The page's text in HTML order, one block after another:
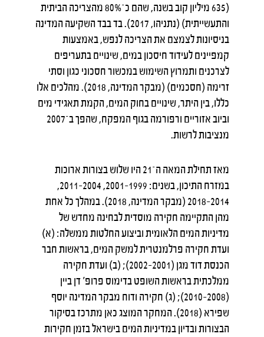
(635 מיליון קוב בשנה, שהם כ־80% מהצריכה הביתית
והתעשייתית) (נתניהו, 2017). בד בבד השקיעה המדינה
בניסיונות לצמצם את הצריכה לנפש, באמצעות
קמפיינים לעידוד חיסכון במים, שינויים בתעריפים
לצרכנים ותמרוץ השימוש במכשור חסכוני כגון וסתי
זרימה (חסכמים) (מבקר המדינה, 2018). מהלכים אלו
כללו, בין היתר, שינויים בחוק המים, הקמת תאגידי מים
וביוב אזוריים ורפורמה בגוף המפקח, שהפך ב־2007
מנציבות לרשות.
מאז תחילת המאה ה־21 היו שלוש בצורות ארוכות
במזרח התיכון, בשנים: 1999–2001, 2004–2011,
2014–2018 (מבקר המדינה, 2018). במהלך כל אחת
מהן התקיימה חקירה מוסדית לבחינה מחדש של
מדיניות המים הלאומית וביצוע החלטות ממשלה: (א)
ועדת חקירה פרלמנטרית למשק המים, בראשות חבר
הכנסת דוד מגן (2001–2002); (ב) ועדת חקירה
ממלכתית בראשות השופט בדימוס פרופ' דן ביין
(2008–2010); (ג) חקירה ודוח מבקר המדינה יוסף
שפירא (2018). המחקר המוצג כאן מתרכז בסיקור
הבצורות ובדיון במדיניות המים בישראל בזמן חקירות